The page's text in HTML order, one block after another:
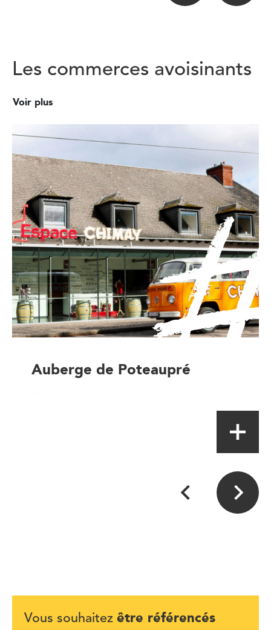
Les commerces avoisinants
Voir plus
Auberge de Poteaupré
Vous souhaitez être référencés